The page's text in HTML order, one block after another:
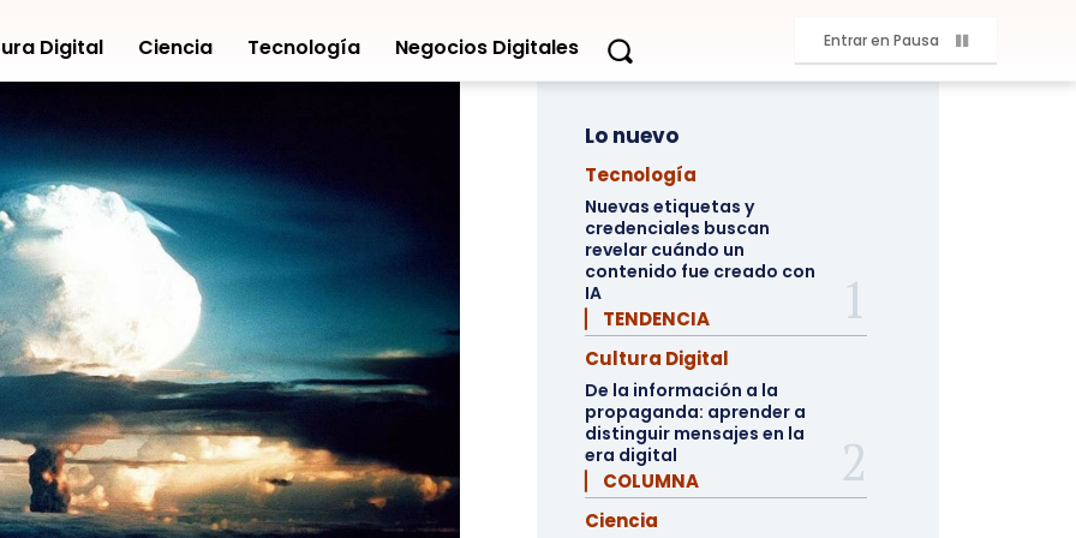
Digital Ciencia Tecnología Negocios Digitales Entrar en Pausa
Lo nuevo
Tecnología
Nuevas etiquetas y
credenciales buscan
revelar cuándo un
contenido fue creado con
IA
▏ TENDENCIA
Cultura Digital
De la información a la
propaganda: aprender a
distinguir mensajes en la
era digital
▏ COLUMNA
Ciencia